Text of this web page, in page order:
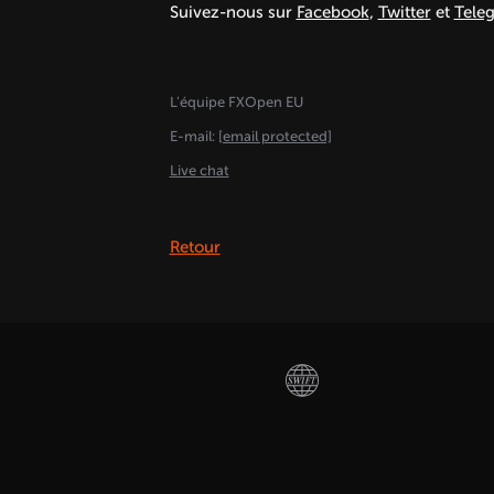
Suivez-nous sur Facebook, Twitteret
L'équipe FXOpen EU
E-mail: [email protected]
Live chat
Retour